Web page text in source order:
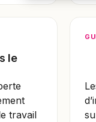
le
travail